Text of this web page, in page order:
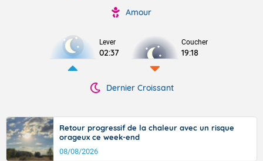
Amour
Lever
02:37
Coucher
19:18
Dernier Croissant
Retour progressif de la chaleur avec un risque
orageux ce week-end
08/08/2026